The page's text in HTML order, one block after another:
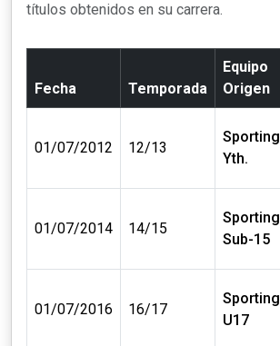
títulos obtenidos en su carrera.
Fecha Temporada
Equipo
Origen
01/07/2012 12/13
Sporting
Yth.
01/07/2014 14/15
Sporting
Sub-15
01/07/2016 16/17
Sporting
U17